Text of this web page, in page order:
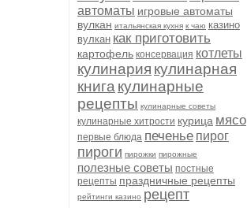
автоматы игровые автоматы
вулкан итальянская кухня к чаю казино
вулкан как приготовить
картофель консервация котлеты
кулинария кулинарная
книга кулинарные
рецепты кулинарные советы
кулинарные хитрости курица мясо
первые блюда печенье пирог
пироги пирожки пирожные
полезные советы постные
рецепты праздничные рецепты
рейтинги казино рецепт